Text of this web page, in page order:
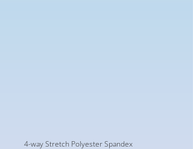
4-way Stretch Polyester Spandex